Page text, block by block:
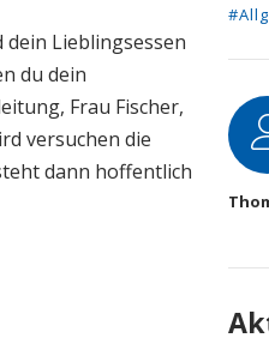
dein Lieblingsessen
du dein
Frau Fischer,
versuchen die
dann hoffentlich